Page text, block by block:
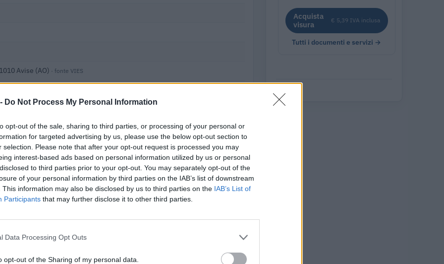
Do Not Process My Personal Information
opt-out of the sale, sharing to third parties, or processing of your personal or
for targeted advertising by us, please use the below opt-out section to
selection. Please note that after your opt-out request is processed you may
interest-based ads based on personal information utilized by us or personal
to third parties prior to your opt-out. You may separately opt-out of the
of your personal information by third parties on the IAB’s list of downstream
This information may also be disclosed by us to third parties on the IAB’s List of
Participants that may further disclose it to other third parties.
Data Processing Opt Outs
opt-out of the Sharing of my personal data.
Avise (AO) · fonte VIES
dati nella visura camerale →
Acquista
visura
€ 5,39 IVA inclusa
Tutti i documenti e servizi →